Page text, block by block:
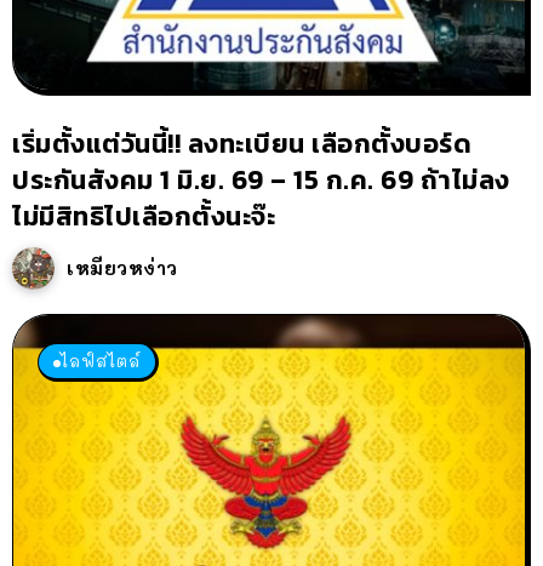
เริ่มตั้งแต่วันนี้!! ลงทะเบียน เลือกตั้งบอร์ด
ประกันสังคม 1 มิ.ย. 69 – 15 ก.ค. 69 ถ้าไม่ลง
ไม่มีสิทธิไปเลือกตั้งนะจ๊ะ
เหมียวหง่าว
ไลฟ์สไตล์